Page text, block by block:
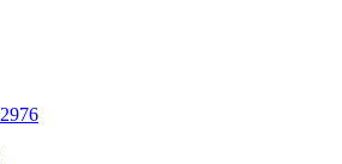
2976